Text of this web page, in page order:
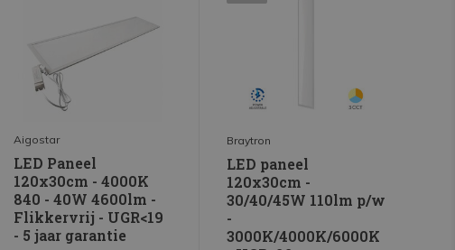
Aigostar
LED Paneel
120x30cm - 4000K
840 - 40W 4600lm -
Flikkervrij - UGR<19
- 5 jaar garantie
Braytron
LED paneel
120x30cm -
30/40/45W 110lm p/w
-
3000K/4000K/6000K